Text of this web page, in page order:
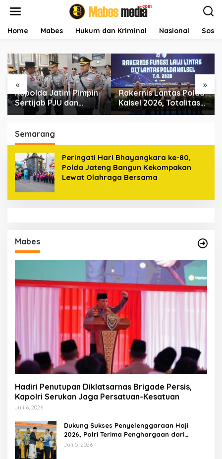
Home Mabes Hukum dan Kriminal Nasional
« »
Kapolda Jatim Pimpin
Sertijab PJU dan
Kapolres, Perkuat
Kepemimpinan dan
Pelayanan Presisi
Rakernis Lantas Polda
Kalsel 2026, Totalitas
Internalisasi Polantas
Semarang
Peringati Hari Bhayangkara ke-80,
Polda Jateng Bangun Kekompakan
Lewat Olahraga Bersama
Mabes
Hadiri Penutupan Diklatsarnas Brigade Persis,
Kapolri Serukan Jaga Persatuan-Kesatuan
Juli 6, 2026
Dukung Sukses Penyelenggaraan Haji
2026, Polri Terima Penghargaan dari
Kemenhaj dan Umrah
Juli 5, 2026